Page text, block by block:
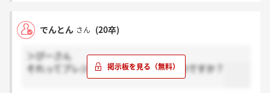
でんとん さん (20卒)
＞ぴーさん
それってプレジデント面接ってゆうものですか？